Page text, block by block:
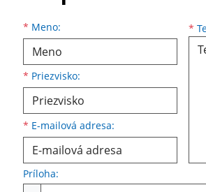
* Meno:
Meno
* Priezvisko:
Priezvisko
* E-mailová adresa:
E-mailová adresa *
Príloha: